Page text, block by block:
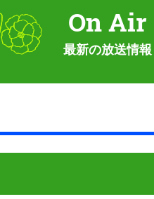
On Air
最新の放送情報